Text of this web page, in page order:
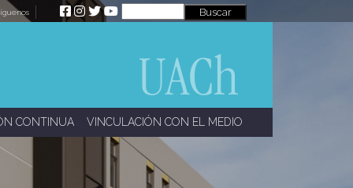
CONTINUA VINCULACIÓN CON EL MEDIO